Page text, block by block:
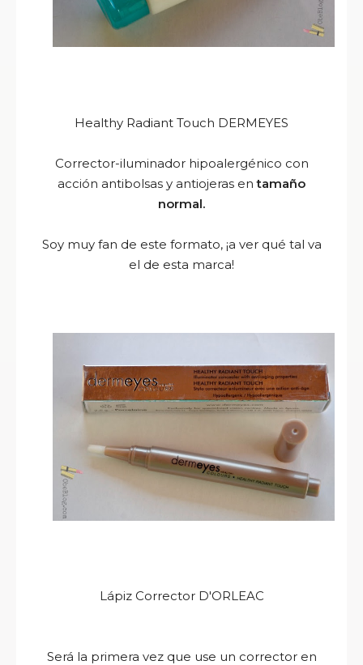
Healthy Radiant Touch DERMEYES
Corrector-iluminador hipoalergénico con
acción antibolsas y antiojeras en tamaño
normal.
Soy muy fan de este formato, ¡a ver qué tal va
el de esta marca!
Lápiz Corrector D'ORLEAC
Será la primera vez que use un corrector en